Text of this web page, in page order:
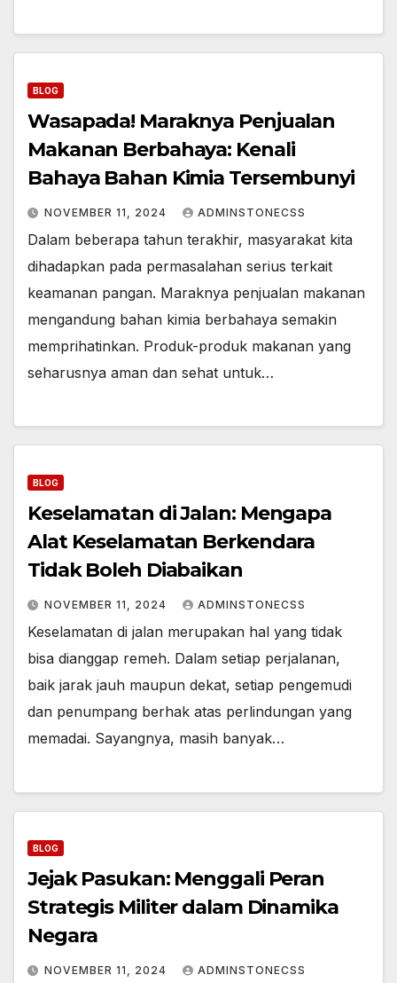
BLOG
Wasapada! Maraknya Penjualan
Makanan Berbahaya: Kenali
Bahaya Bahan Kimia Tersembunyi
NOVEMBER 11, 2024 ADMINSTONECSS
Dalam beberapa tahun terakhir, masyarakat kita
dihadapkan pada permasalahan serius terkait
keamanan pangan. Maraknya penjualan makanan
mengandung bahan kimia berbahaya semakin
memprihatinkan. Produk-produk makanan yang
seharusnya aman dan sehat untuk…
BLOG
Keselamatan di Jalan: Mengapa
Alat Keselamatan Berkendara
Tidak Boleh Diabaikan
NOVEMBER 11, 2024 ADMINSTONECSS
Keselamatan di jalan merupakan hal yang tidak
bisa dianggap remeh. Dalam setiap perjalanan,
baik jarak jauh maupun dekat, setiap pengemudi
dan penumpang berhak atas perlindungan yang
memadai. Sayangnya, masih banyak…
BLOG
Jejak Pasukan: Menggali Peran
Strategis Militer dalam Dinamika
Negara
NOVEMBER 11, 2024 ADMINSTONECSS